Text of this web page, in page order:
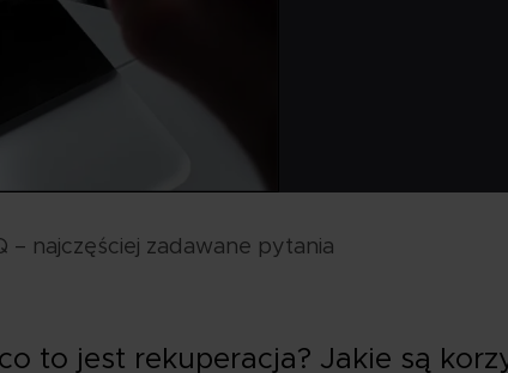
– najczęściej zadawane pytania
to jest rekuperacja? Jakie są